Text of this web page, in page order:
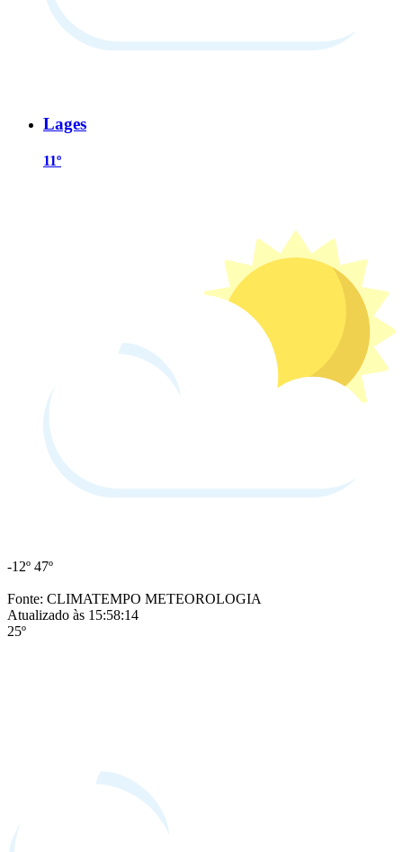
Lages
11º
-12º 47º
Fonte: CLIMATEMPO METEOROLOGIA
Atualizado às 15:58:14
25º